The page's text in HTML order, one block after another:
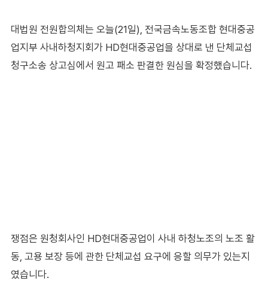
대법원 전원합의체는 오늘(21일), 전국금속노동조합 현대중공
업지부 사내하청지회가 HD현대중공업을 상대로 낸 단체교섭
청구소송 상고심에서 원고 패소 판결한 원심을 확정했습니다.
쟁점은 원청회사인 HD현대중공업이 사내 하청노조의 노조 활
동, 고용 보장 등에 관한 단체교섭 요구에 응할 의무가 있는지
였습니다.